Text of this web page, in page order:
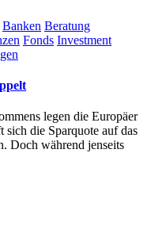
Banken Beratung
Fonds Investment
legen die Europäer
die Sparquote auf das
Doch während jenseits